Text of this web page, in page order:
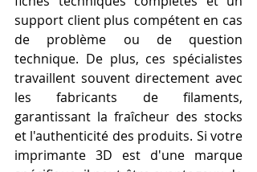
support client plus compétent en cas
de problème ou de question
technique. De plus, ces spécialistes
travaillent souvent directement avec
les fabricants de filaments,
garantissant la fraîcheur des stocks
et l'authenticité des produits. Si votre
imprimante 3D est d'une marque